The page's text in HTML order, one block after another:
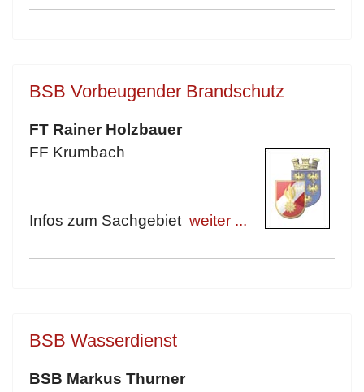
BSB Vorbeugender Brandschutz
FT Rainer Holzbauer
FF Krumbach
Infos zum Sachgebiet weiter ...
BSB Wasserdienst
BSB Markus Thurner